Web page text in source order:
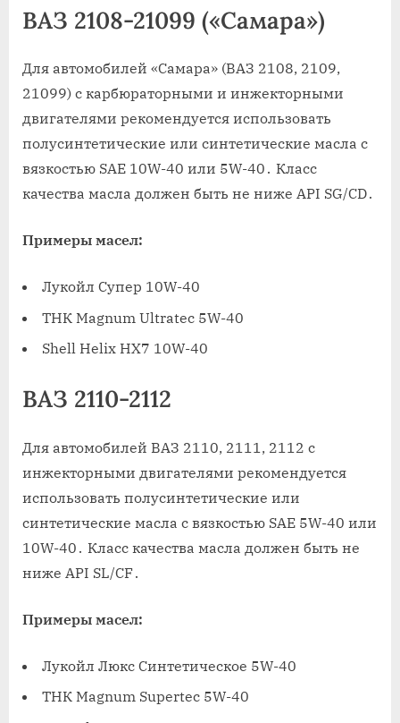
ВАЗ 2108-21099 («Самара»)
Для автомобилей «Самара» (ВАЗ 2108, 2109,
21099) с карбюраторными и инжекторными
двигателями рекомендуется использовать
полусинтетические или синтетические масла с
вязкостью SAE 10W-40 или 5W-40․ Класс
качества масла должен быть не ниже API SG/CD․
Примеры масел:
Лукойл Супер 10W-40
ТНК Magnum Ultratec 5W-40
Shell Helix HX7 10W-40
ВАЗ 2110-2112
Для автомобилей ВАЗ 2110, 2111, 2112 с
инжекторными двигателями рекомендуется
использовать полусинтетические или
синтетические масла с вязкостью SAE 5W-40 или
10W-40․ Класс качества масла должен быть не
ниже API SL/CF․
Примеры масел:
Лукойл Люкс Синтетическое 5W-40
ТНК Magnum Supertec 5W-40